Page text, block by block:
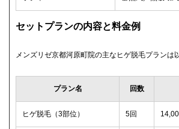
セットプランの内容と料金例
メンズリゼ京都河原町院の主なヒゲ脱毛プランは
プラン名 回数
ヒゲ脱毛（3部位） 5回